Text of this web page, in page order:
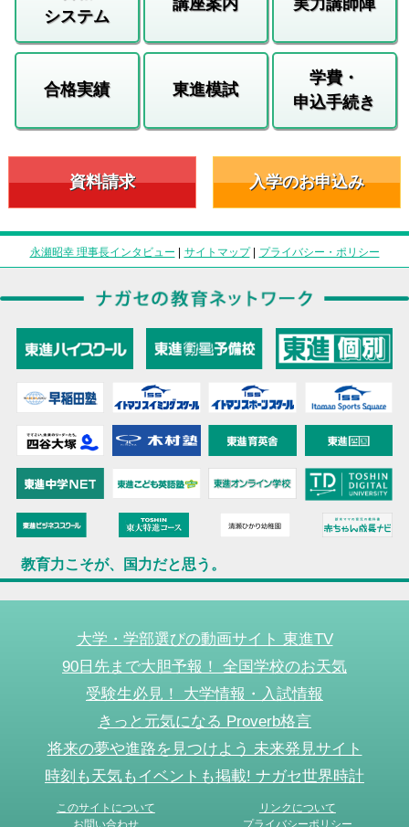
システム
合格実績 東進模試
学費・
申込手続き
資料請求 入学のお申込み
永瀬昭幸 理事長インタビュー | サイトマップ| プライバシー・ポリシー
教育力こそが、国力だと思う。
大学・学部選びの動画サイト 東進TV
90日先まで大胆予報！ 全国学校のお天気
受験生必見！ 大学情報・入試情報
きっと元気になる Proverb格言
将来の夢や進路を見つけよう 未来発見サイト
時刻も天気もイベントも掲載! ナガセ世界時計
このサイトについて
リンクについて
お問い合わせ
プライバシーポリシー